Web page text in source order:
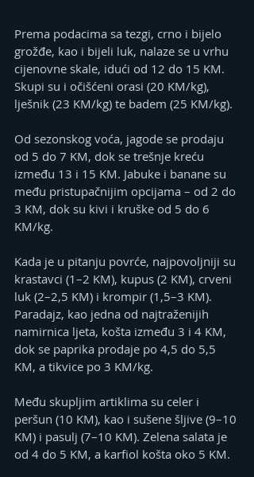
Prema podacima sa tezgi, crno i bijelo
grožđe, kao i bijeli luk, nalaze se u vrhu
cijenovne skale, idući od 12 do 15 KM.
Skupi su i očišćeni orasi (20 KM/kg),
lješnik (23 KM/kg) te badem (25 KM/kg).
Od sezonskog voća, jagode se prodaju
od 5 do 7 KM, dok se trešnje kreću
između 13 i 15 KM. Jabuke i banane su
među pristupačnijim opcijama – od 2 do
3 KM, dok su kivi i kruške od 5 do 6
KM/kg.
Kada je u pitanju povrće, najpovoljniji su
krastavci (1–2 KM), kupus (2 KM), crveni
luk (2–2,5 KM) i krompir (1,5–3 KM).
Paradajz, kao jedna od najtraženijih
namirnica ljeta, košta između 3 i 4 KM,
dok se paprika prodaje po 4,5 do 5,5
KM, a tikvice po 3 KM/kg.
Među skupljim artiklima su celer i
peršun (10 KM), kao i sušene šljive (9–10
KM) i pasulj (7–10 KM). Zelena salata je
od 4 do 5 KM, a karfiol košta oko 5 KM.